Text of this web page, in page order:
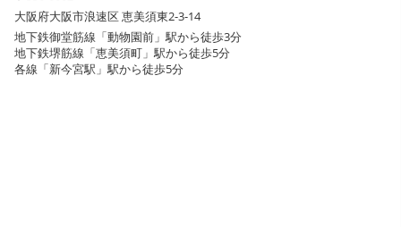
大阪府大阪市浪速区 恵美須東2-3-14
地下鉄御堂筋線「動物園前」駅から徒歩3分
地下鉄堺筋線「恵美須町」駅から徒歩5分
各線「新今宮駅」駅から徒歩5分